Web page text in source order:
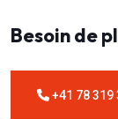
Besoin de
+41 78 319